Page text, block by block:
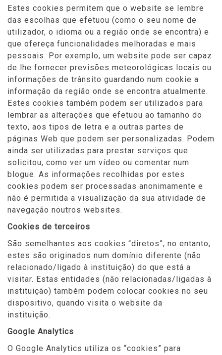
Estes cookies permitem que o website se lembre
das escolhas que efetuou (como o seu nome de
utilizador, o idioma ou a região onde se encontra) e
que ofereça funcionalidades melhoradas e mais
pessoais. Por exemplo, um website pode ser capaz
de lhe fornecer previsões meteorológicas locais ou
informações de trânsito guardando num cookie a
informação da região onde se encontra atualmente.
Estes cookies também podem ser utilizados para
lembrar as alterações que efetuou ao tamanho do
texto, aos tipos de letra e a outras partes de
páginas Web que podem ser personalizadas. Podem
ainda ser utilizadas para prestar serviços que
solicitou, como ver um vídeo ou comentar num
blogue. As informações recolhidas por estes
cookies podem ser processadas anonimamente e
não é permitida a visualização da sua atividade de
navegação noutros websites.
Cookies de terceiros
São semelhantes aos cookies “diretos”, no entanto,
estes são originados num domínio diferente (não
relacionado/ligado à instituição) do que está a
visitar. Estas entidades (não relacionadas/ligadas à
instituição) também podem colocar cookies no seu
dispositivo, quando visita o website da
instituição.
Google Analytics
O Google Analytics utiliza os “cookies” para